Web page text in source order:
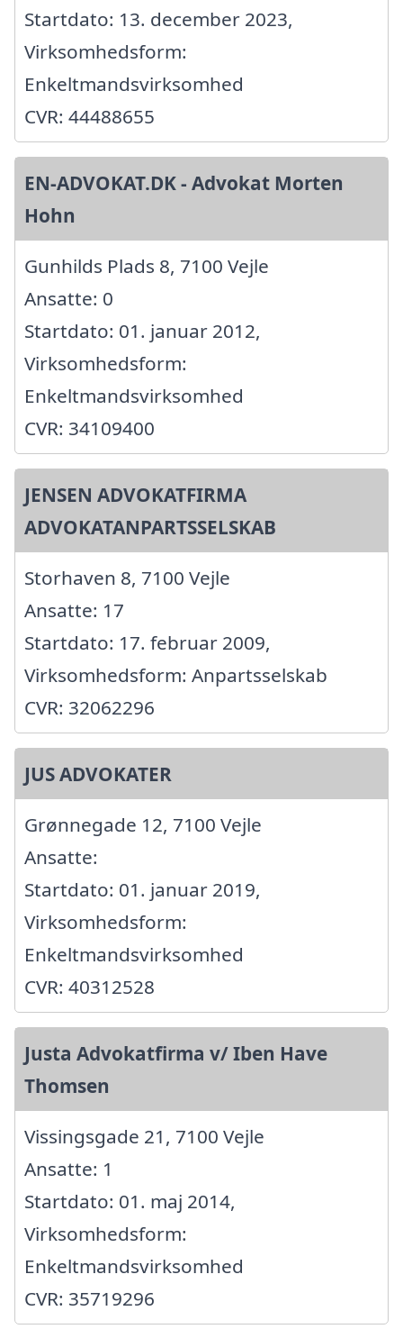
Startdato: 13. december 2023,
Virksomhedsform:
Enkeltmandsvirksomhed
CVR: 44488655
EN-ADVOKAT.DK - Advokat Morten
Hohn
Gunhilds Plads 8, 7100 Vejle
Ansatte: 0
Startdato: 01. januar 2012,
Virksomhedsform:
Enkeltmandsvirksomhed
CVR: 34109400
JENSEN ADVOKATFIRMA
ADVOKATANPARTSSELSKAB
Storhaven 8, 7100 Vejle
Ansatte: 17
Startdato: 17. februar 2009,
Virksomhedsform: Anpartsselskab
CVR: 32062296
JUS ADVOKATER
Grønnegade 12, 7100 Vejle
Ansatte:
Startdato: 01. januar 2019,
Virksomhedsform:
Enkeltmandsvirksomhed
CVR: 40312528
Justa Advokatfirma v/ Iben Have
Thomsen
Vissingsgade 21, 7100 Vejle
Ansatte: 1
Startdato: 01. maj 2014,
Virksomhedsform:
Enkeltmandsvirksomhed
CVR: 35719296